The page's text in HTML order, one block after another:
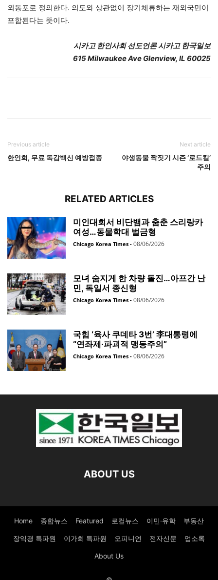
외동포로 정의한다. 의도와 상관없이 장기체류하는 재외국민이
포함된다는 뜻이다.
시카고 한인사회 선도언론 시카고 한국일보
615 Milwaukee Ave Glenview, IL 60025
Previous article
한인회, 무료 독감백신 예방접종
Next article
야생동물 짝짓기 시즌 ‘로드킬’
주의
RELATED ARTICLES
미인대회서 비단뱀과 춤춘 스리랑카
여성…동물학대 벌금형
Chicago Korea Times - 08/06/2026
모녀 숨지게 한 차량 돌진…아프간 난
민, 독일서 종신형
Chicago Korea Times - 08/06/2026
국힘 ‘육사 쿠데타 3번’ 李대통령에
“연좌제·파괴적 맹동주의”
Chicago Korea Times - 08/06/2026
ABOUT US
Home 종합뉴스 Featured 로컬뉴스 이민·유학 부동산
장익경 특파원 이가희 특파원 오피니언 전자신문 업소록
About Us